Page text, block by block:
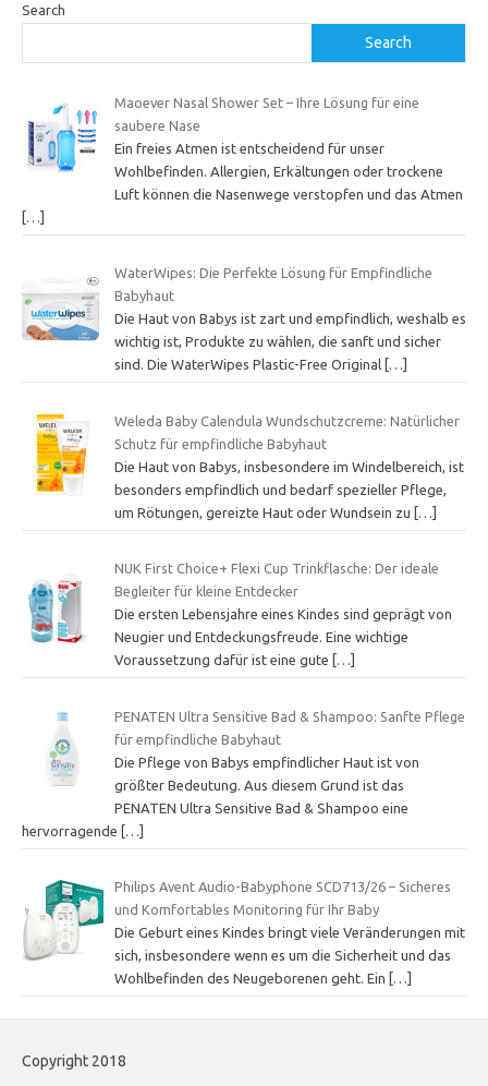
Search
Search
Maoever Nasal Shower Set – Ihre Lösung für eine
saubere Nase
Ein freies Atmen ist entscheidend für unser
Wohlbefinden. Allergien, Erkältungen oder trockene
Luft können die Nasenwege verstopfen und das Atmen
[…]
WaterWipes: Die Perfekte Lösung für Empfindliche
Babyhaut
Die Haut von Babys ist zart und empfindlich, weshalb es
wichtig ist, Produkte zu wählen, die sanft und sicher
sind. Die WaterWipes Plastic-Free Original […]
Weleda Baby Calendula Wundschutzcreme: Natürlicher
Schutz für empfindliche Babyhaut
Die Haut von Babys, insbesondere im Windelbereich, ist
besonders empfindlich und bedarf spezieller Pflege,
um Rötungen, gereizte Haut oder Wundsein zu
[…]
NUK First Choice+ Flexi Cup Trinkflasche: Der ideale
Begleiter für kleine Entdecker
Die ersten Lebensjahre eines Kindes sind geprägt von
Neugier und Entdeckungsfreude. Eine wichtige
Voraussetzung dafür ist eine gute
[…]
PENATEN Ultra Sensitive Bad & Shampoo: Sanfte Pflege
für empfindliche Babyhaut
Die Pflege von Babys empfindlicher Haut ist von
größter Bedeutung. Aus diesem Grund ist das
PENATEN Ultra Sensitive Bad & Shampoo eine
hervorragende
[…]
Philips Avent Audio-Babyphone SCD713/26 – Sicheres
und Komfortables Monitoring für Ihr Baby
Die Geburt eines Kindes bringt viele Veränderungen mit
sich, insbesondere wenn es um die Sicherheit und das
Wohlbefinden des Neugeborenen geht. Ein
[…]
Copyright 2018